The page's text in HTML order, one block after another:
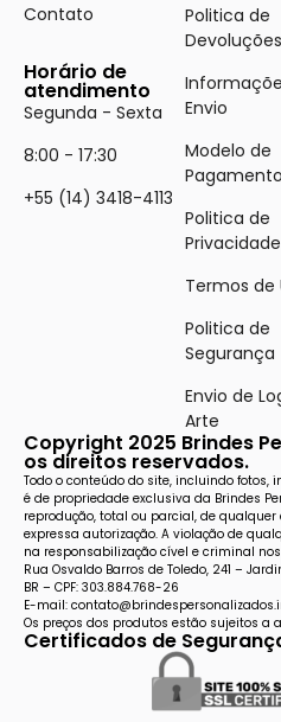
Contato
Horário de
atendimento
Segunda - Sexta
8:00 - 17:30
+55 (14) 3418-4113
Politica de
Devoluções
Envio
Modelo de
Pagamento
Politica de
Privacidade
Termos de
Politica de
Segurança
Envio de
Arte
Copyright 2025 Brindes
os direitos reservados.
Todo o conteúdo do site, incluindo fotos,
é de propriedade exclusiva da Brindes
reprodução, total ou parcial, de
expressa autorização. A violação de
na responsabilização cível e criminal
Rua Osvaldo Barros de Toledo, 241 –
BR – CPF: 303.884.768-26
E-mail:
Os preços dos produtos estão sujeitos a
Certificados de